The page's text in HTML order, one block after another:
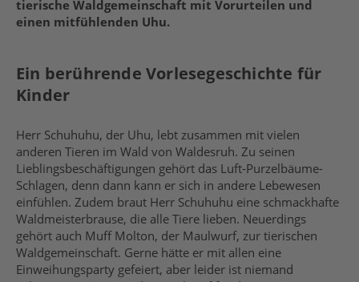
tierische Waldgemeinschaft mit Vorurteilen und
einen mitfühlenden Uhu.
Ein berührende Vorlesegeschichte für
Kinder
Herr Schuhuhu, der Uhu, lebt zusammen mit vielen
anderen Tieren im Wald von Waldesruh. Zu seinen
Lieblingsbeschäftigungen gehört das Luft-Purzelbäume-
Schlagen, denn dann kann er sich in andere Lebewesen
einfühlen. Zudem braut Herr Schuhuhu eine schmackhafte
Waldmeisterbrause, die alle Tiere lieben. Neuerdings
gehört auch Muff Molton, der Maulwurf, zur tierischen
Waldgemeinschaft. Gerne hätte er mit allen eine
Einweihungsparty gefeiert, aber leider ist niemand